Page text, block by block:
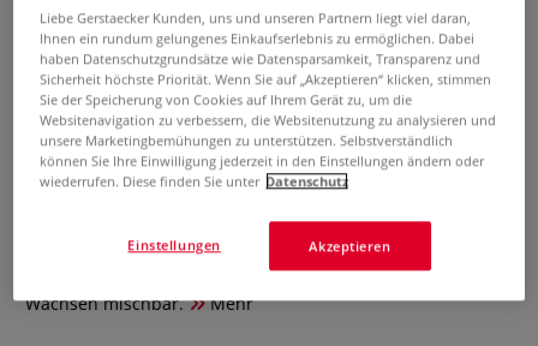
ESPRIT COMPOSITE Bienenwachs
Perlen
Bienenwachs Perlen für die Enkaustik, zum Modellieren
oder als Grundlage für den Bronzeguss. Mit anderen
Wachsen mischbar.
Mehr
Liebe Gerstaecker Kunden, uns und unseren Partnern liegt viel daran,
Ihnen ein rundum gelungenes Einkaufserlebnis zu ermöglichen. Dabei
haben Datenschutzgrundsätze wie Datensparsamkeit, Transparenz und
Sicherheit höchste Priorität. Wenn Sie auf „Akzeptieren“ klicken, stimmen
Sie der Speicherung von Cookies auf Ihrem Gerät zu, um die
Websitenavigation zu verbessern, die Websitenutzung zu analysieren und
unsere Marketingbemühungen zu unterstützen. Selbstverständlich
können Sie Ihre Einwilligung jederzeit in den Einstellungen ändern oder
wiederrufen. Diese finden Sie unter Datenschutz
Akzeptieren
Einstellungen